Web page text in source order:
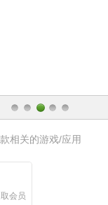
款相关的游戏/应用
会员